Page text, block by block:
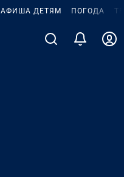
АФИША ДЕТЯМ ПОГОДА